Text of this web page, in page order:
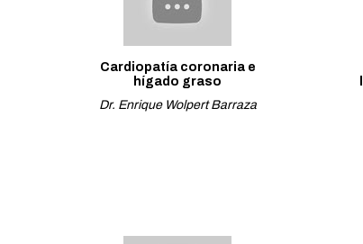
Cardiopatía coronaria e
hígado graso
Dr. Enrique Wolpert Barraza